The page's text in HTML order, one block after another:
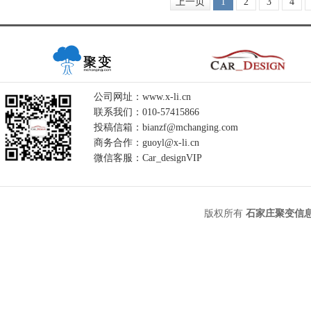
公司网址：www.x-li.cn
联系我们：010-57415866
投稿信箱：bianzf@mchanging.com
商务合作：guoyl@x-li.cn
微信客服：Car_designVIP
版权所有 石家庄聚变信